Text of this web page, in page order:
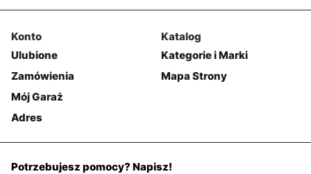
Konto
Ulubione
Zamówienia
Mój Garaż
Adres
Katalog
Kategorie i Marki
Mapa Strony
Potrzebujesz pomocy? Napisz!